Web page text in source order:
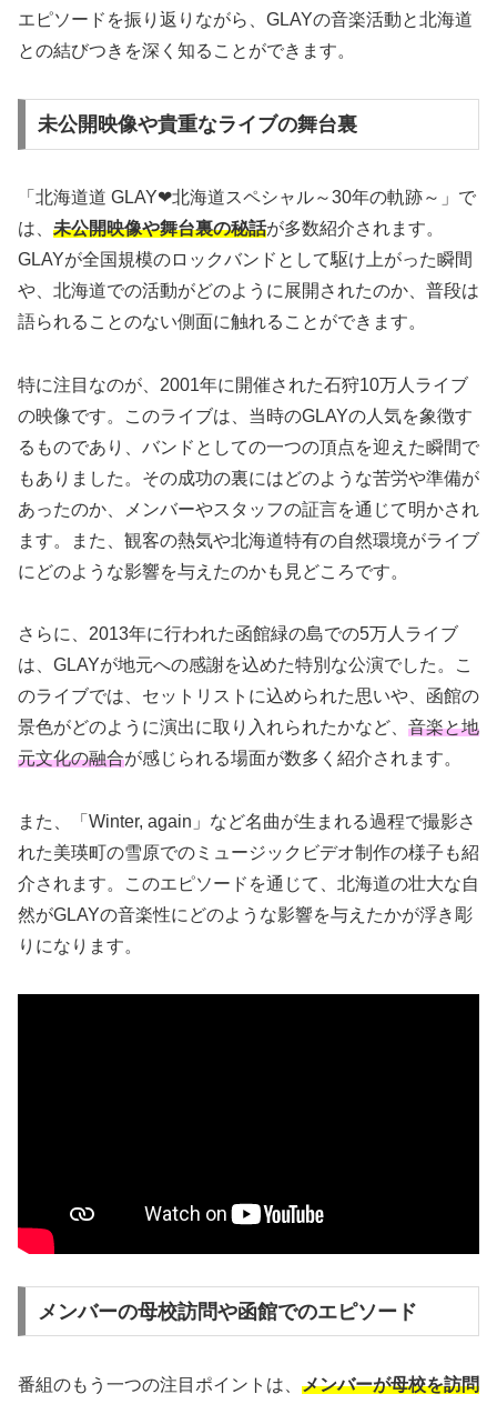
エピソードを振り返りながら、GLAYの音楽活動と北海道
との結びつきを深く知ることができます。
未公開映像や貴重なライブの舞台裏
「北海道道 GLAY❤北海道スペシャル～30年の軌跡～」で
は、 未公開映像や舞台裏の秘話が多数紹介されます。
GLAYが全国規模のロックバンドとして駆け上がった瞬間
や、北海道での活動がどのように展開されたのか、普段は
語られることのない側面に触れることができます。
特に注目なのが、2001年に開催された石狩10万人ライブ
の映像です。このライブは、当時のGLAYの人気を象徴す
るものであり、バンドとしての一つの頂点を迎えた瞬間で
もありました。その成功の裏にはどのような苦労や準備が
あったのか、メンバーやスタッフの証言を通じて明かされ
ます。また、観客の熱気や北海道特有の自然環境がライブ
にどのような影響を与えたのかも見どころです。
さらに、2013年に行われた函館緑の島での5万人ライブ
は、GLAYが地元への感謝を込めた特別な公演でした。こ
のライブでは、セットリストに込められた思いや、函館の
景色がどのように演出に取り入れられたかなど、 音楽と地
元文化の融合が感じられる場面が数多く紹介されます。
また、「Winter, again」など名曲が生まれる過程で撮影さ
れた美瑛町の雪原でのミュージックビデオ制作の様子も紹
介されます。このエピソードを通じて、北海道の壮大な自
然がGLAYの音楽性にどのような影響を与えたかが浮き彫
りになります。
メンバーの母校訪問や函館でのエピソード
番組のもう一つの注目ポイントは、 メンバーが母校を訪問